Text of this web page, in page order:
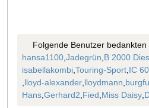
Folgende Benutzer bedankten
hansa1100,Jadegrün,B 2000
isabellakombi,Touring-Sport,IC 60
,lloyd-alexander,lloydmann,
Hans,Gerhard2,Fied,Miss Daisy,